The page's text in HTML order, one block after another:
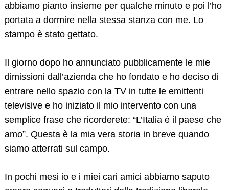
abbiamo pianto insieme per qualche minuto e poi l’ho
portata a dormire nella stessa stanza con me. Lo
stampo è stato gettato.
Il giorno dopo ho annunciato pubblicamente le mie
dimissioni dall’azienda che ho fondato e ho deciso di
entrare nello spazio con la TV in tutte le emittenti
televisive e ho iniziato il mio intervento con una
semplice frase che ricorderete: “L’Italia è il paese che
amo”. Questa è la mia vera storia in breve quando
siamo atterrati sul campo.
In pochi mesi io e i miei cari amici abbiamo saputo